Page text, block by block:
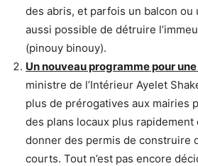
des abris, et parfois un balcon ou
aussi possible de détruire
(pinouy binouy).
Un nouveau programme pour
ministre de l’Intérieur Ayelet
plus de prérogatives aux mairies
des plans locaux plus rapidement
donner des permis de construire
courts. Tout n’est pas encore